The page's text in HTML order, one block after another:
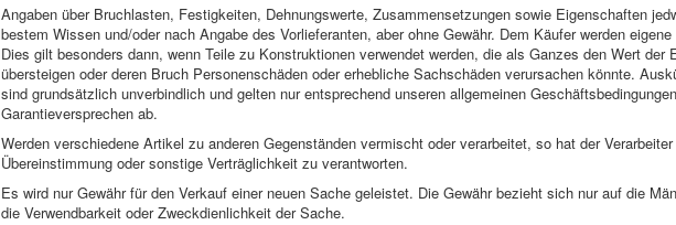
Angaben über Bruchlasten, Festigkeiten, Dehnungswerte, Zusammensetzungen sowie Eigenschaften
bestem Wissen und/oder nach Angabe des Vorlieferanten, aber ohne Gewähr. Dem Käufer werden
Dies gilt besonders dann, wenn Teile zu Konstruktionen verwendet werden, die als Ganzes den Wert der
übersteigen oder deren Bruch Personenschäden oder erhebliche Sachschäden verursachen könnte.
sind grundsätzlich unverbindlich und gelten nur entsprechend unseren allgemeinen
Garantieversprechen ab.
Werden verschiedene Artikel zu anderen Gegenständen vermischt oder verarbeitet, so hat der
Übereinstimmung oder sonstige Verträglichkeit zu verantworten.
Es wird nur Gewähr für den Verkauf einer neuen Sache geleistet. Die Gewähr bezieht sich nur auf die
die Verwendbarkeit oder Zweckdienlichkeit der Sache.